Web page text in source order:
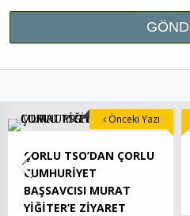
ÇORLU TSO’DAN ÇORLU
CUMHURİYET
BAŞSAVCISI MURAT
YİĞİTER’E ZİYARET
Önceki Yazı